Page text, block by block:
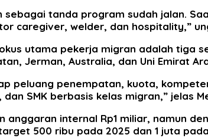
tanda program sudah jalan.
caregiver, welder, dan hospitality,”
utama pekerja migran adalah
Jerman, Australia, dan Uni Emirat
peluang penempatan, kuota,
SMK berbasis kelas migran,” jelas
anggaran internal Rp1 miliar, namun
500 ribu pada 2025 dan 1 juta